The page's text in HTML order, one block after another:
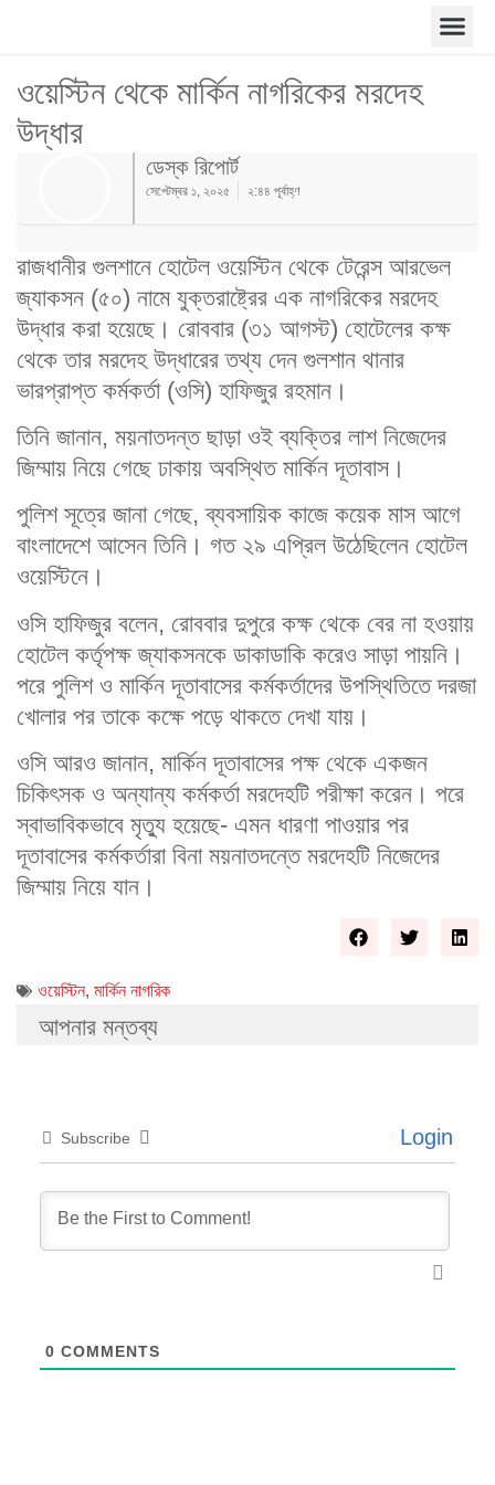
ওয়েস্টিন থেকে মার্কিন নাগরিকের মরদেহ
উদ্ধার
ডেস্ক রিপোর্ট
সেপ্টেম্বর ১, ২০২৫ ২:৪৪ পূর্বাহ্ণ
রাজধানীর গুলশানে হোটেল ওয়েস্টিন থেকে টেরেন্স আরভেল
জ্যাকসন (৫০) নামে যুক্তরাষ্ট্রের এক নাগরিকের মরদেহ
উদ্ধার করা হয়েছে। রোববার (৩১ আগস্ট) হোটেলের কক্ষ
থেকে তার মরদেহ উদ্ধারের তথ্য দেন গুলশান থানার
ভারপ্রাপ্ত কর্মকর্তা (ওসি) হাফিজুর রহমান।
তিনি জানান, ময়নাতদন্ত ছাড়া ওই ব্যক্তির লাশ নিজেদের
জিম্মায় নিয়ে গেছে ঢাকায় অবস্থিত মার্কিন দূতাবাস।
পুলিশ সূত্রে জানা গেছে, ব্যবসায়িক কাজে কয়েক মাস আগে
বাংলাদেশে আসেন তিনি। গত ২৯ এপ্রিল উঠেছিলেন হোটেল
ওয়েস্টিনে।
ওসি হাফিজুর বলেন, রোববার দুপুরে কক্ষ থেকে বের না হওয়ায়
হোটেল কর্তৃপক্ষ জ্যাকসনকে ডাকাডাকি করেও সাড়া পায়নি।
পরে পুলিশ ও মার্কিন দূতাবাসের কর্মকর্তাদের উপস্থিতিতে দরজা
খোলার পর তাকে কক্ষে পড়ে থাকতে দেখা যায়।
ওসি আরও জানান, মার্কিন দূতাবাসের পক্ষ থেকে একজন
চিকিৎসক ও অন্যান্য কর্মকর্তা মরদেহটি পরীক্ষা করেন। পরে
স্বাভাবিকভাবে মৃত্যু হয়েছে- এমন ধারণা পাওয়ার পর
দূতাবাসের কর্মকর্তারা বিনা ময়নাতদন্তে মরদেহটি নিজেদের
জিম্মায় নিয়ে যান।
ওয়েস্টিন, মার্কিন নাগরিক
আপনার মন্তব্য
Subscribe Login
0 COMMENTS